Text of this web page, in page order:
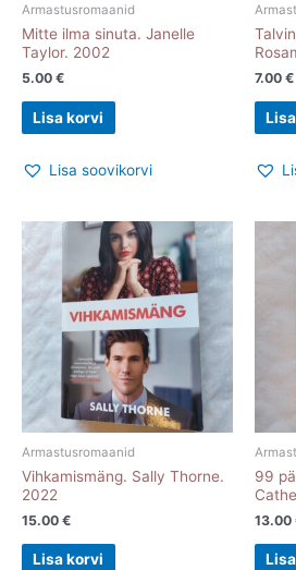
Armastusromaanid
Mitte ilma sinuta. Janelle
Taylor. 2002
5.00 €
Lisa korvi
Lisa soovikorvi
7.00 €
Armastusromaanid
Vihkamismäng. Sally Thorne.
2022
15.00 €
Lisa korvi
99
13.00